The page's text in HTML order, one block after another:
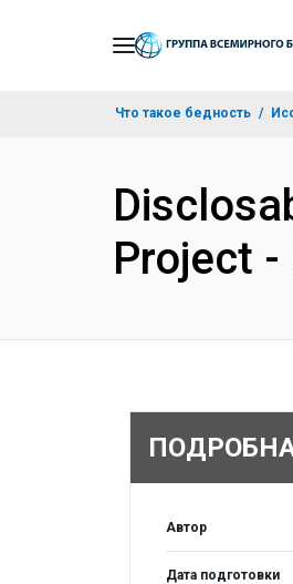
Что такое бедность
Project
Автор
Дата подготовки